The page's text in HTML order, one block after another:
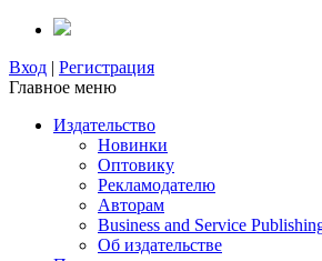
Вход | Регистрация
Главное меню
Издательство
Новинки
Оптовику
Рекламодателю
Авторам
Business and Service
Об издательстве